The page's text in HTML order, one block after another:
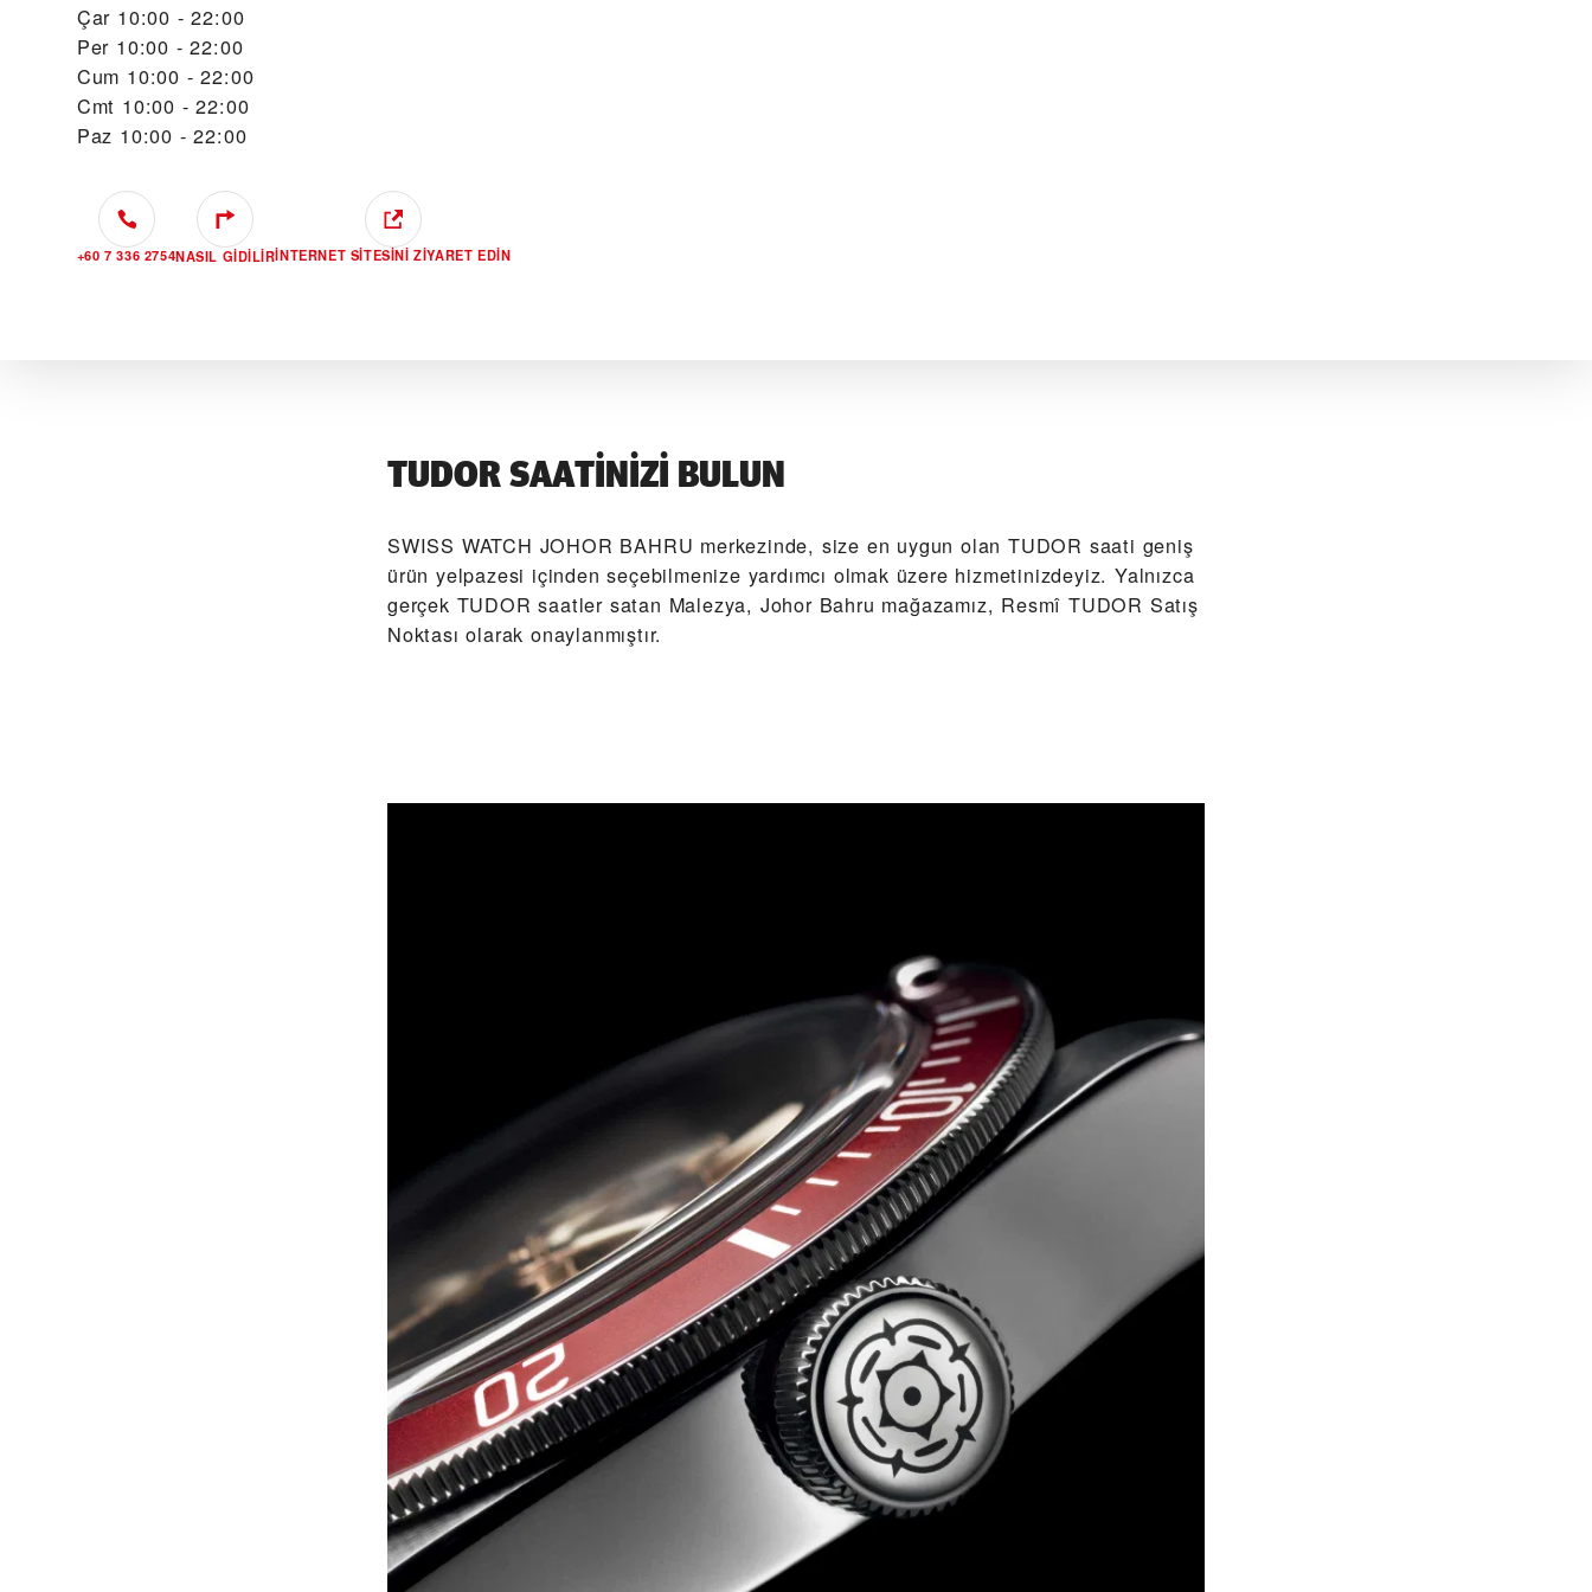
Çar 10:00 - 22:00
Per 10:00 - 22:00
Cum 10:00 - 22:00
Cmt 10:00 - 22:00
Paz 10:00 - 22:00
+60 7 336 2754NASIL GIDILIRİNTERNET SITESINI ZIYARET EDIN
TUDOR SAATINIZI BULUN
‭SWISS WATCH JOHOR BAHRU‬ merkezinde, size en uygun olan TUDOR saati geniş
ürün yelpazesi içinden seçebilmenize yardımcı olmak üzere hizmetinizdeyiz. Yalnızca
gerçek TUDOR saatler satan Malezya, Johor Bahru mağazamız, Resmî TUDOR Satış
Noktası olarak onaylanmıştır.